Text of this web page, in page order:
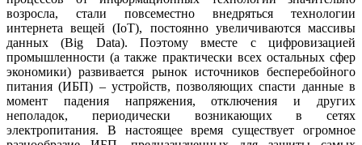
возросла, стали повсеместно внедряться технологии
интернета вещей (IoT), постоянно увеличиваются массивы
данных (Big Data). Поэтому вместе с цифровизацией
промышленности (а также практически всех остальных сфер
экономики) развивается рынок источников бесперебойного
питания (ИБП) – устройств, позволяющих спасти данные в
момент падения напряжения, отключения и других
неполадок, периодически возникающих в сетях
электропитания. В настоящее время существует огромное